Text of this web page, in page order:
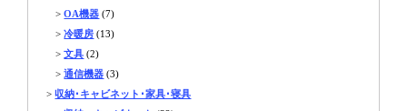
>OA機器 (7)
>冷暖房 (13)
>文具 (2)
>通信機器 (3)
>収納･キャビネット･家具･寝具